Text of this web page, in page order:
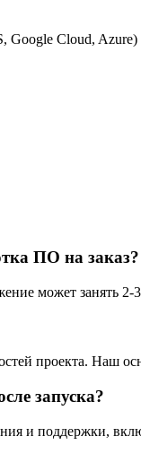
Google Cloud, Azure)
ПО на заказ?
может занять
проекта. Наш
запуска?
и поддержки,